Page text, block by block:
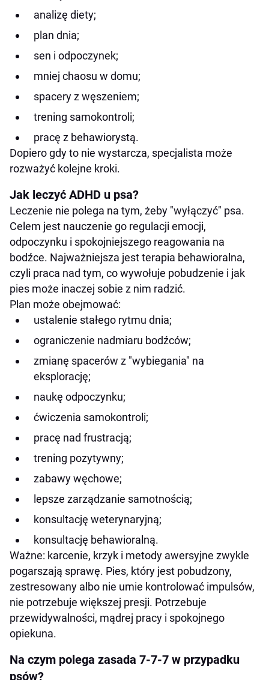
analizę diety;
plan dnia;
sen i odpoczynek;
mniej chaosu w domu;
spacery z węszeniem;
trening samokontroli;
pracę z behawiorystą.
Dopiero gdy to nie wystarcza, specjalista może
rozważyć kolejne kroki.
Jak leczyć ADHD u psa?
Leczenie nie polega na tym, żeby "wyłączyć" psa.
Celem jest nauczenie go regulacji emocji,
odpoczynku i spokojniejszego reagowania na
bodźce. Najważniejsza jest terapia behawioralna,
czyli praca nad tym, co wywołuje pobudzenie i jak
pies może inaczej sobie z nim radzić.
Plan może obejmować:
ustalenie stałego rytmu dnia;
ograniczenie nadmiaru bodźców;
zmianę spacerów z "wybiegania" na
eksplorację;
naukę odpoczynku;
ćwiczenia samokontroli;
pracę nad frustracją;
trening pozytywny;
zabawy węchowe;
lepsze zarządzanie samotnością;
konsultację weterynaryjną;
konsultację behawioralną.
Ważne: karcenie, krzyk i metody awersyjne zwykle
pogarszają sprawę. Pies, który jest pobudzony,
zestresowany albo nie umie kontrolować impulsów,
nie potrzebuje większej presji. Potrzebuje
przewidywalności, mądrej pracy i spokojnego
opiekuna.
Na czym polega zasada 7-7-7 w przypadku
psów?